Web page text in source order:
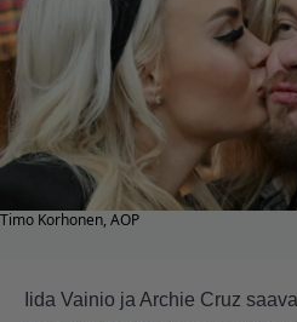
Timo Korhonen, AOP
Iida Vainio ja Archie Cruz